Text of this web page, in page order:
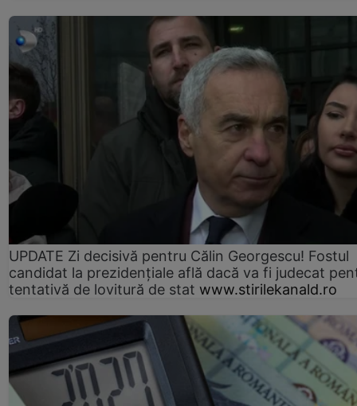
UPDATE Zi decisivă pentru Călin Georgescu! Fostul
candidat la prezidențiale află dacă va fi judecat
tentativă de lovitură de stat www.stirilekanald.ro